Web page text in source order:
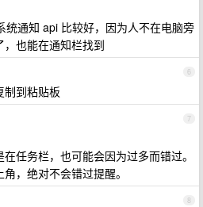
统通知 api 比较好，因为人不在电脑旁
也能在通知栏找到
6
制到粘贴板
7
任务栏，也可能会因为过多而错过。
，绝对不会错过提醒。
8